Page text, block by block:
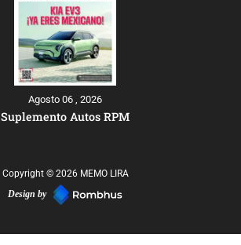
Agosto 06 , 2026
Suplemento Autos RPM
Copyright © 2026 MEMO LIRA
Design by